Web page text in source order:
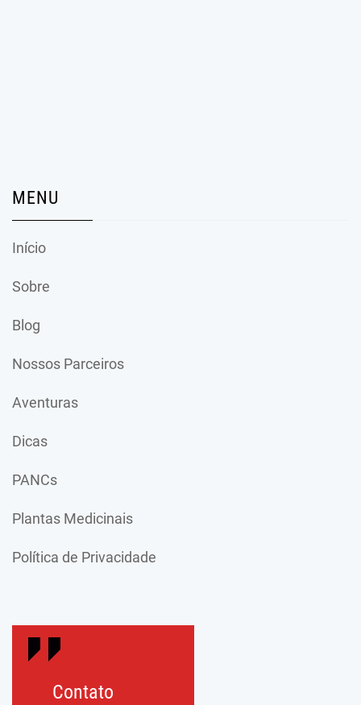
MENU
Início
Sobre
Blog
Nossos Parceiros
Aventuras
Dicas
PANCs
Plantas Medicinais
Política de Privacidade
Contato